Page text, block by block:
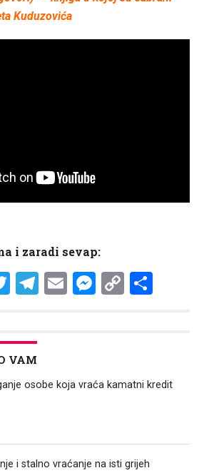
Kuduzovića
i zaradi sevap:
Twitter
Telegram
Email Copy
VAM
osobe koja vraća kamatni kredit
i stalno vraćanje na isti grijeh